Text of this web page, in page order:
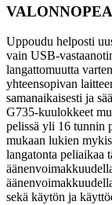
Uppoudu helposti
vain USB-
langattomuutta
yhteensopivan
samanaikaisesti ja
G735-kuulokkeet
pelissä yli 16 tunnin
mukaan lukien
langatonta peliaikaa
sekä käytön ja